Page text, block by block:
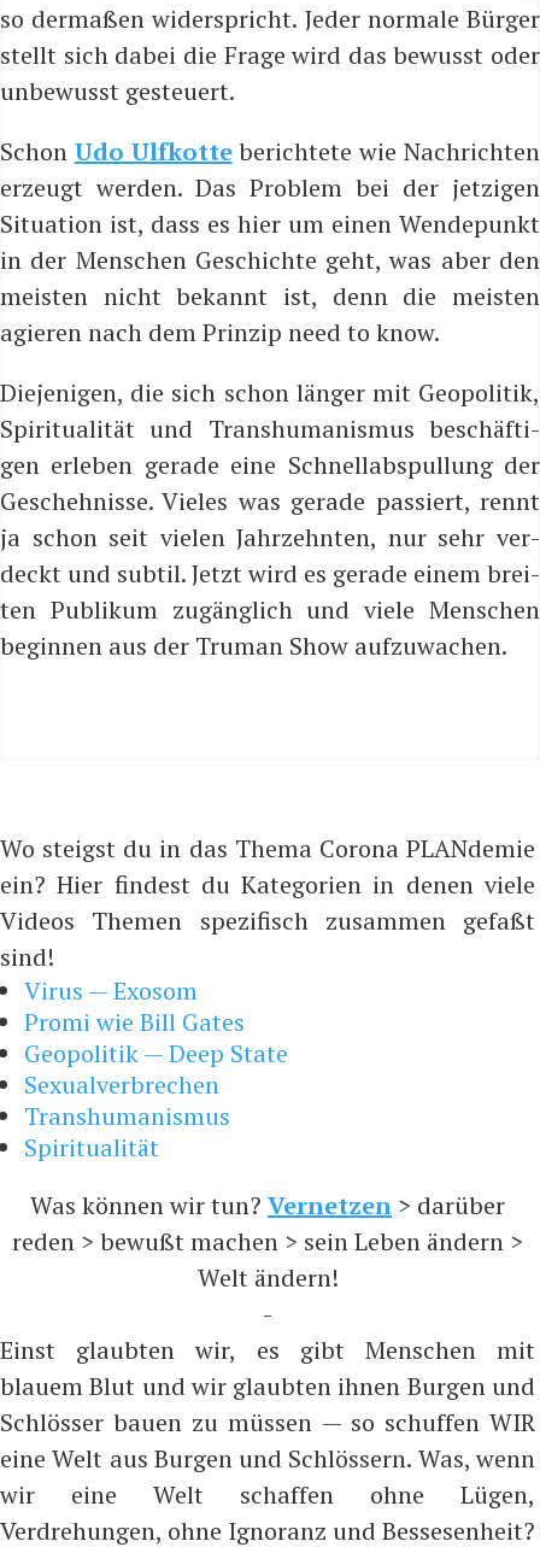
so der­ma­ßen wider­spricht. Jeder nor­ma­le Bür­ger
stellt sich dabei die Fra­ge wird das bewusst oder
unbe­wusst gesteuert.
Schon Udo Ulfkot­teberich­te­te wie Nach­rich­ten
erzeugt wer­den. Das Pro­blem bei der jet­zi­gen
Situa­ti­on ist, dass es hier um einen Wen­de­punkt
in der Men­schen Geschich­te geht, was aber den
meis­ten nicht bekannt ist, denn die meis­ten
agie­ren nach dem Prin­zip need to know.
Die­je­ni­gen, die sich schon län­ger mit Geo­po­li­tik,
Spi­ri­tua­li­tät und Trans­hu­ma­nis­mus beschäf­ti­
gen erle­ben gera­de eine Schnell­ab­s­pul­lung der
Gescheh­nis­se. Vie­les was gera­de pas­siert, rennt
ja schon seit vie­len Jahr­zehn­ten, nur sehr ver­
deckt und sub­til. Jetzt wird es gera­de einem brei­
ten Publi­kum zugäng­lich und vie­le Men­schen
begin­nen aus der Tru­man Show aufzuwachen.
Wo steigst du in das Thema Corona PLANdemie
ein? Hier findest du Kategorien in denen viele
Videos Themen spezifisch zusammen gefaßt
sind!
Virus — Exosom
Promi wie Bill Gates
Geopolitik — Deep State
Sexualverbrechen
Transhumanismus
Spiritualität
Was können wir tun? Vernetzen > darüber
reden > bewußt machen > sein Leben ändern >
Welt ändern!
-
Einst glaubten wir, es gibt Menschen mit
blauem Blut und wir glaubten ihnen Burgen und
Schlösser bauen zu müssen — so schuffen WIR
eine Welt aus Burgen und Schlössern. Was, wenn
wir eine Welt schaffen ohne Lügen,
Verdrehungen, ohne Ignoranz und Bessesenheit?